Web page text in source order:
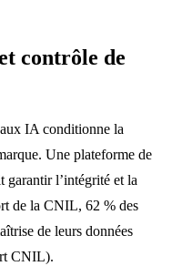
contrôle de
IA conditionne la
Une plateforme de
garantir l’intégrité et la
de la CNIL, 62 % des
de leurs données
CNIL).